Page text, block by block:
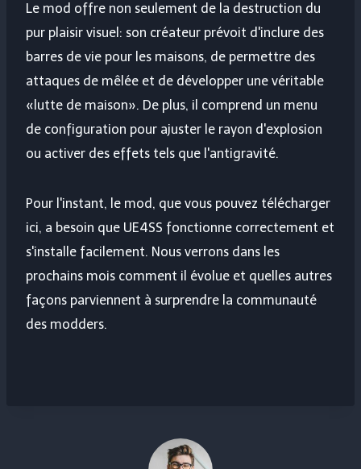
Le mod offre non seulement de la destruction du
pur plaisir visuel: son créateur prévoit d'inclure des
barres de vie pour les maisons, de permettre des
attaques de mêlée et de développer une véritable
«lutte de maison». De plus, il comprend un menu
de configuration pour ajuster le rayon d'explosion
ou activer des effets tels que l'antigravité.
Pour l'instant, le mod, que vous pouvez télécharger
ici, a besoin que UE4SS fonctionne correctement et
s'installe facilement. Nous verrons dans les
prochains mois comment il évolue et quelles autres
façons parviennent à surprendre la communauté
des modders.